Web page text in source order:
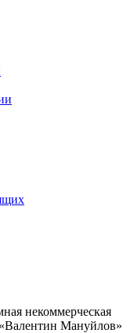
некоммерческая
Мануйлов»